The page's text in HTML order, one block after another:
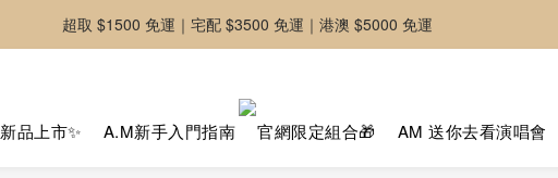
-好友募集中-加入官方LINE好友獲取優惠券
超取 $1500 免運｜宅配 $3500 免運｜港澳 $5000 免運
新品上市✨ A.M新手入門指南 官網限定組合🎁 AM 送你去看演唱會